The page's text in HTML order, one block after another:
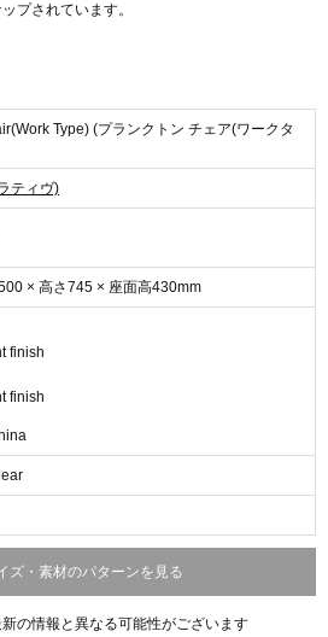
プされています。
Type) (プランクトン チェア(ワークタ
ティヴ)
× 高さ745 × 座面高430mm
finish
finish
ズ・素材のパターンを見る
の情報と異なる可能性がございます